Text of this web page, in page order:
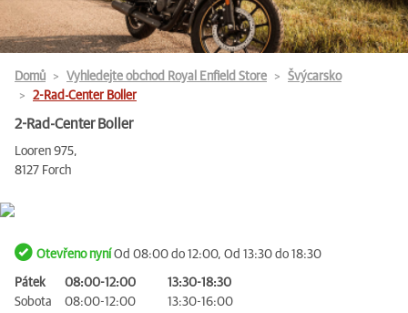
Domů Vyhledejte obchod Royal Enfield Store
Švýcarsko
2-Rad-Center Boller
2-Rad-Center Boller
Looren 975,
8127 Forch
Otevřeno nyní Od 08:00 do 12:00, Od 13:30 do 18:30
Pátek 08:00-12:00
13:30-18:30
Sobota
08:00-12:00
13:30-16:00